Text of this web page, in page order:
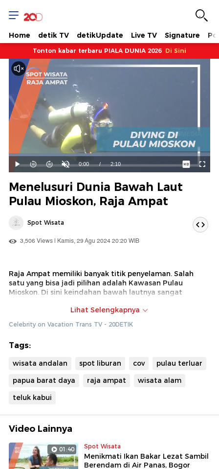
Home detik TV detikUpdate Live TV Signature
Tonton kabar terbaru PIALA DUNIA 2026 Di Sini
Mainkan
Suara
Hidup
Waktu
0:00 / Durasi
2:10
Dimuat:
46.13%
Menelusuri Dunia Bawah Laut
Pulau Mioskon, Raja Ampat
Spot Wisata
3,506 Views | Kamis, 29 Agu 2024 20:20 WIB
Raja Ampat memiliki banyak titik penyelaman. Salah
satu yang bisa jadi pilihan adalah Kawasan Pulau
Mioskon. Di sini keindahan bawah lautnya sangat
Lihat Selengkapnya
Celebrity on Vacation Trans TV - 20DETIK
Tags:
wisata andalan spot liburan cov
pulau terluar
papua barat daya
raja ampat
wisata alam
teluk kabui
Video Lainnya
01:40 Spot Wisata
Menikmati Ikan Bakar Lezat Sambil
Berendam di Air Panas, Bogor